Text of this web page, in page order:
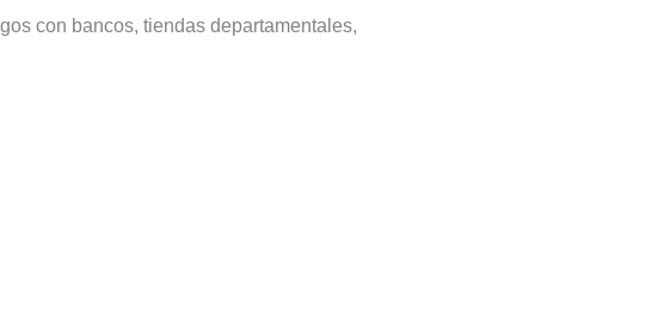
con bancos, tiendas departamentales,